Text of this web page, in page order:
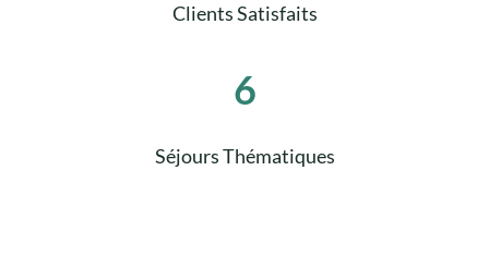
Clients Satisfaits
6
Séjours Thématiques